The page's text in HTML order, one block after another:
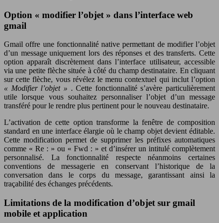
Option « modifier l’objet » dans l’interface web
gmail
Gmail offre une fonctionnalité native permettant de modifier l’objet
d’un message uniquement lors des réponses et des transferts. Cette
option apparaît discrètement dans l’interface utilisateur, accessible
via une petite flèche située à côté du champ destinataire. En cliquant
sur cette flèche, vous révélez le menu contextuel qui inclut l’option
« Modifier l’objet » . Cette fonctionnalité s’avère particulièrement
utile lorsque vous souhaitez personnaliser l’objet d’un message
transféré pour le rendre plus pertinent pour le nouveau destinataire.
L’activation de cette option transforme la fenêtre de composition
standard en une interface élargie où le champ objet devient éditable.
Cette modification permet de supprimer les préfixes automatiques
comme « Re : » ou « Fwd : » et d’insérer un intitulé complètement
personnalisé. La fonctionnalité respecte néanmoins certaines
conventions de messagerie en conservant l’historique de la
conversation dans le corps du message, garantissant ainsi la
traçabilité des échanges précédents.
Limitations de la modification d’objet sur gmail
mobile et application